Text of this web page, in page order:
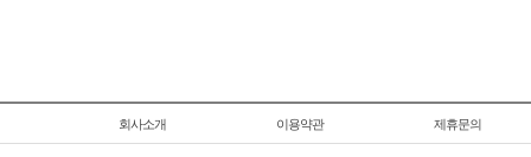
회사소개 이용약관 제휴문의